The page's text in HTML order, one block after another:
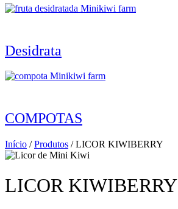
Desidrata
COMPOTAS
Início /Produtos / LICOR KIWIBERRY
LICOR KIWIBERRY